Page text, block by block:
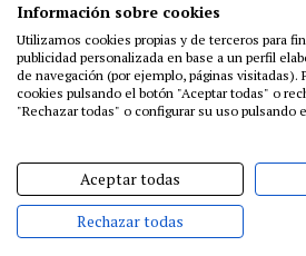
PRENSA
FUNDACIÓN
BIBLIOTECA
Información sobre cookies
Utilizamos cookies propias y de terceros para
publicidad personalizada en base a un perfil
de navegación (por ejemplo, páginas visitadas).
cookies pulsando el botón "Aceptar todas" o
"Rechazar todas" o configurar su uso pulsando
Aceptar todas
Rechazar todas